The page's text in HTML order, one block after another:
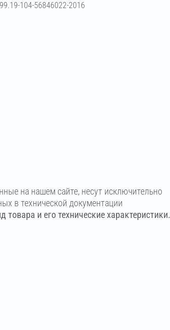
104-56846022-2016
на нашем сайте, несут исключительно
в технической документации
и его технические характеристики.